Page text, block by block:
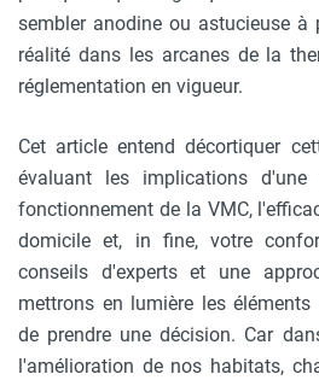
sembler anodine ou astucieuse à
réalité dans les arcanes de la
réglementation en vigueur.
Cet article entend décortiquer
évaluant les implications
fonctionnement de la VMC,
domicile et, in fine, votre
conseils d'experts et une
mettrons en lumière les
de prendre une décision. Car
l'amélioration de nos habitats,